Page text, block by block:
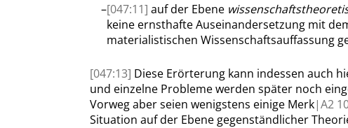
–[047:11] auf der Ebene
keine ernsthafte Auseinandersetzung mit
materialistischen Wissenschaftsauffassung
[047:13] Diese Erörterung kann indessen auch
und einzelne Probleme werden später noch
Vorweg aber seien wenigstens einige Merk|A2
Situation auf der Ebene gegenständlicher